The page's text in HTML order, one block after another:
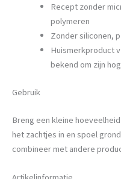
Recept zonder
polymeren
Zonder siliconen,
Huismerkproduct
bekend om zijn
Gebruik
Breng een kleine
het zachtjes in en spoel
combineer met andere